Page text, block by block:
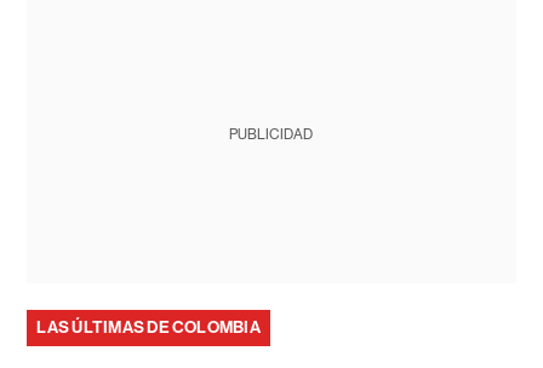
PUBLICIDAD
LAS ÚLTIMAS DE COLOMBIA